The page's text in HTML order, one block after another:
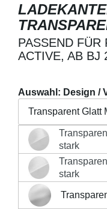
PASSEND FÜR
ACTIVE, AB BJ
Auswahl: Design /
Transparent Glatt
stark
Transparent Glatt
stark
Transparent Glatt
Transparent Glatt
Regulärer Preis:
19,90 €
Preise inkl. MwSt.
Produkt